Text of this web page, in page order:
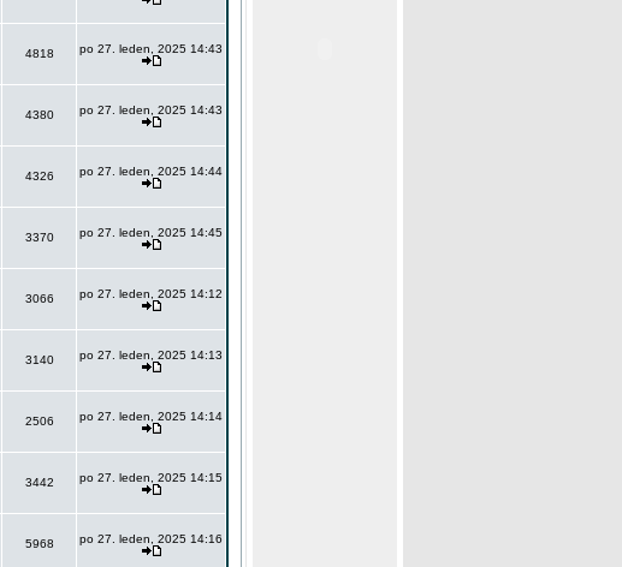
4818 po 27. leden, 2025 14:43
4380 po 27. leden, 2025 14:43
4326 po 27. leden, 2025 14:44
3370 po 27. leden, 2025 14:45
3066 po 27. leden, 2025 14:12
3140 po 27. leden, 2025 14:13
2506 po 27. leden, 2025 14:14
3442 po 27. leden, 2025 14:15
5968 po 27. leden, 2025 14:16